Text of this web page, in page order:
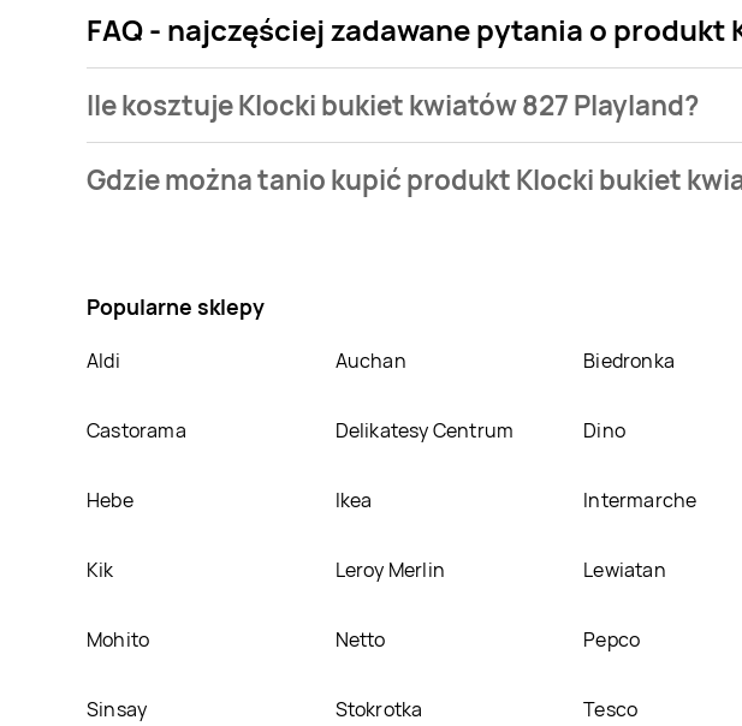
FAQ - najczęściej zadawane pytania o
Ile kosztuje Klocki bukiet kwiatów 827 Playland?
kwiatów 827 Playland kosztuje od 69,99 zł.
Gdzie można tanio kupić produkt Klocki bukiet
Popularne sklepy
Aldi Auchan Biedronka
Castorama Delikatesy Centrum Dino
Hebe Ikea Intermarche
Kik Leroy Merlin Lewiatan
Mohito Netto Pepco
Sinsay Stokrotka Tesco